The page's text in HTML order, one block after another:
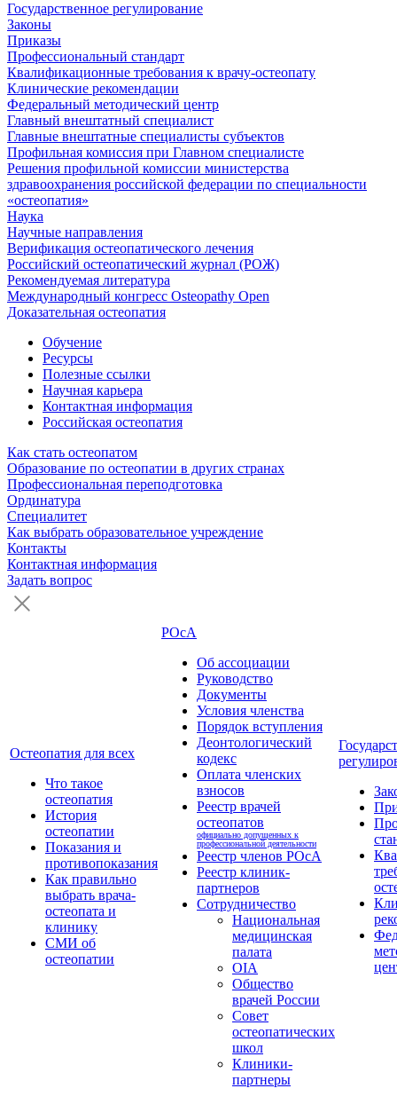
Государственное регулирование
Законы
Приказы
Профессиональный стандарт
Квалификационные требования к врачу-остеопату
Клинические рекомендации
Федеральный методический центр
Главный внештатный специалист
Главные внештатные специалисты субъектов
Профильная комиссия при Главном специалисте
Решения профильной комиссии министерства
здравоохранения российской федерации по специальности
«остеопатия»
Наука
Научные направления
Верификация остеопатического лечения
Российский остеопатический журнал (РОЖ)
Рекомендуемая литература
Международный конгресс Osteopathy Open
Доказательная остеопатия
Обучение
Ресурсы
Полезные ссылки
Научная карьера
Контактная информация
Российская остеопатия
Как стать остеопатом
Образование по остеопатии в других странах
Профессиональная переподготовка
Ординатура
Специалитет
Как выбрать образовательное учреждение
Контакты
Контактная информация
Задать вопрос
Остеопатия для всех
Что такое
остеопатия
История
остеопатии
Показания и
противопоказания
Как правильно
выбрать врача-
остеопата и
клинику
СМИ об
остеопатии
РОсА
Об ассоциации
Руководство
Документы
Условия членства
Порядок вступления
Деонтологический
кодекс
Оплата членских
взносов
Реестр врачей
остеопатов
официально допущенных к
профессиональной деятельности
Реестр членов РОсА
Реестр клиник-
партнеров
Сотрудничество
Национальная
медицинская
палата
OIA
Общество
врачей России
Совет
остеопатических
школ
Клиники-
партнеры